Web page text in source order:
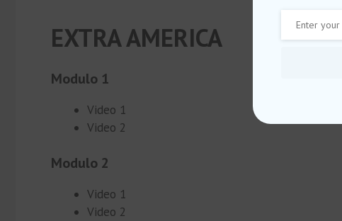
EXTRA AMERICA
Modulo 1
Video 1
Video 2
Modulo 2
Video 1
Video 2